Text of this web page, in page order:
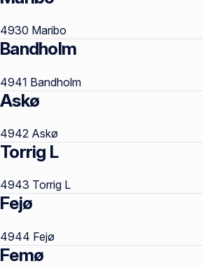
4930 Maribo
Bandholm
4941 Bandholm
Askø
4942 Askø
Torrig L
4943 Torrig L
Fejø
4944 Fejø
Femø